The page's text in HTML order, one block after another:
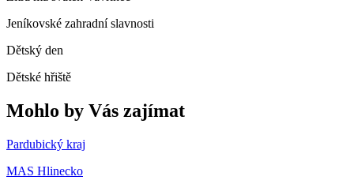
Jeníkovské zahradní slavnosti
Dětský den
Dětské hřiště
Mohlo by Vás zajímat
Pardubický kraj
MAS Hlinecko